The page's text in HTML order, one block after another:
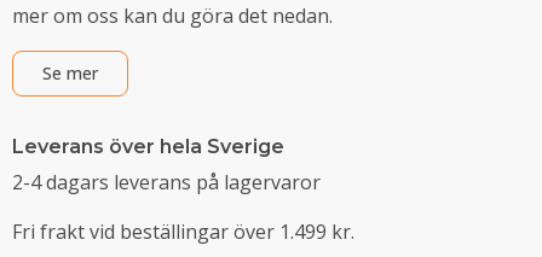
mer om oss kan du göra det nedan.
Se mer
Leverans över hela Sverige
2-4 dagars leverans på lagervaror
Fri frakt vid beställingar över 1.499 kr.